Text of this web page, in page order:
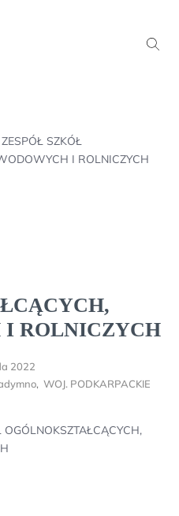
ZESPÓŁ SZKÓŁ
I ROLNICZYCH
I ROLNICZYCH
2022
, WOJ. PODKARPACKIE
OGÓLNOKSZTAŁCĄCYCH,